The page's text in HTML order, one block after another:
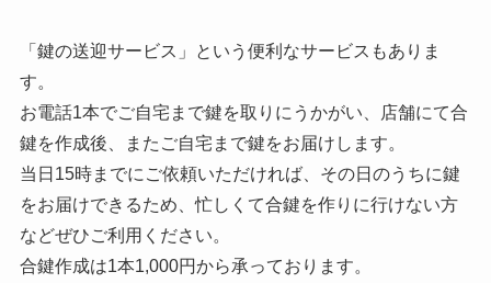
「鍵の送迎サービス」という便利なサービスもありま
す。
お電話1本でご自宅まで鍵を取りにうかがい、店舗にて合
鍵を作成後、またご自宅まで鍵をお届けします。
当日15時までにご依頼いただければ、その日のうちに鍵
をお届けできるため、忙しくて合鍵を作りに行けない方
などぜひご利用ください。
合鍵作成は1本1,000円から承っております。